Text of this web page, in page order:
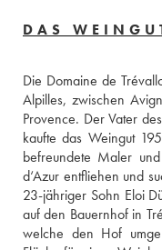
DAS
Die Domaine de
Alpilles, zwischen
Provence. Der Vater
kaufte das Weingut
befreundete Maler
d‘Azur entfliehen und
23-jähriger Sohn Eloi
auf den Bauernhof in
welche den Hof